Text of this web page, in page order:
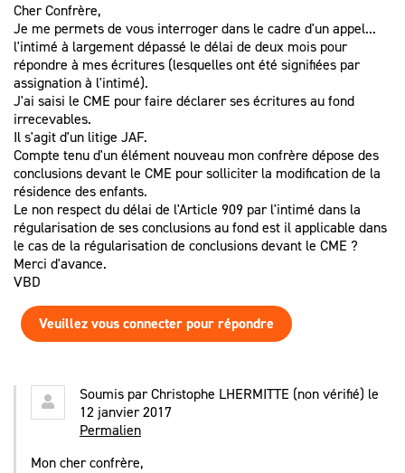
Cher Confrère,
Je me permets de vous interroger dans le cadre d'un appel...
l'intimé à largement dépassé le délai de deux mois pour
répondre à mes écritures (lesquelles ont été signifiées par
assignation à l'intimé).
J'ai saisi le CME pour faire déclarer ses écritures au fond
irrecevables.
Il s'agit d'un litige JAF.
Compte tenu d'un élément nouveau mon confrère dépose des
conclusions devant le CME pour solliciter la modification de la
résidence des enfants.
Le non respect du délai de l'Article 909 par l'intimé dans la
régularisation de ses conclusions au fond est il applicable dans
le cas de la régularisation de conclusions devant le CME ?
Merci d'avance.
VBD
Veuillez vous connecter pour répondre
Soumis parChristophe LHERMITTE (non vérifié) le
12 janvier 2017
Permalien
Mon cher confrère,